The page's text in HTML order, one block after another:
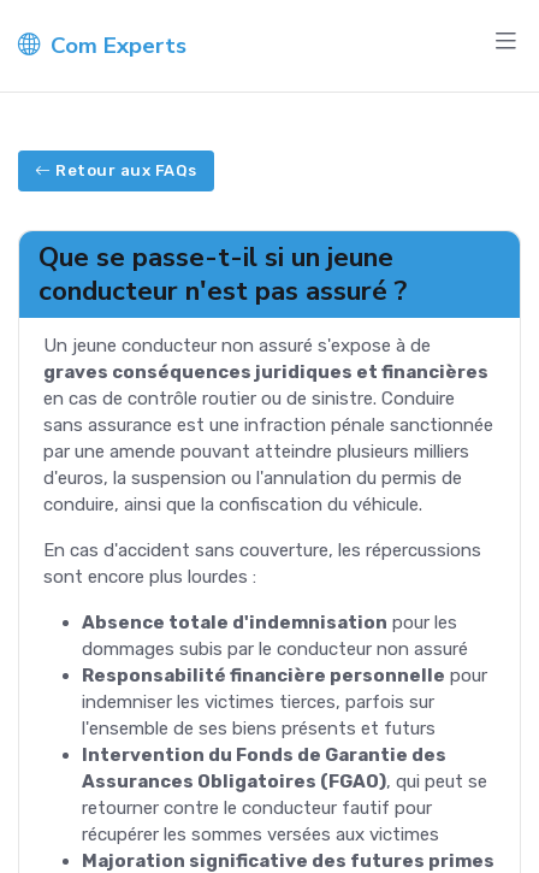
Com Experts
Retour aux FAQs
Que se passe-t-il si un jeune
conducteur n'est pas assuré ?
Un jeune conducteur non assuré s'expose à de
graves conséquences juridiques et financières
en cas de contrôle routier ou de sinistre. Conduire
sans assurance est une infraction pénale sanctionnée
par une amende pouvant atteindre plusieurs milliers
d'euros, la suspension ou l'annulation du permis de
conduire, ainsi que la confiscation du véhicule.
En cas d'accident sans couverture, les répercussions
sont encore plus lourdes :
Absence totale d'indemnisation pour les
dommages subis par le conducteur non assuré
Responsabilité financière personnelle pour
indemniser les victimes tierces, parfois sur
l'ensemble de ses biens présents et futurs
Intervention du Fonds de Garantie des
Assurances Obligatoires (FGAO), qui peut se
retourner contre le conducteur fautif pour
récupérer les sommes versées aux victimes
Majoration significative des futures primes